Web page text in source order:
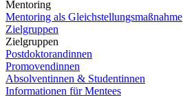
Mentoring
Mentoring als Gleichstellungsmaßnahme
Zielgruppen
Zielgruppen
Postdoktorandinnen
Promovendinnen
Absolventinnen & Studentinnen
Informationen für Mentees